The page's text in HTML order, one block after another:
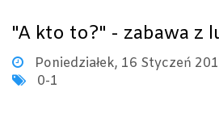
"A kto to?" - zabawa z
Poniedziałek, 16 Styczeń
0-1